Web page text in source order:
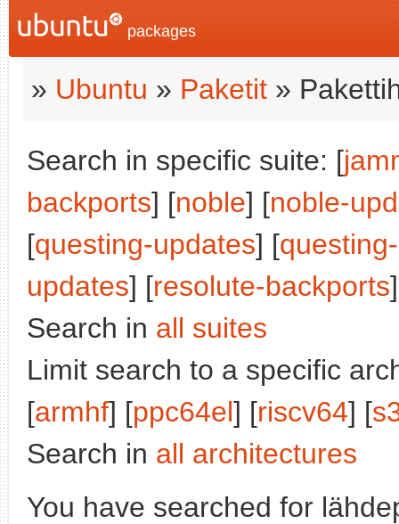
packages
» Ubuntu » Paketit »
Search in specific suite: [
backports] [noble] [noble-
[questing-updates] [
updates] [resolute-backports
Search in all suites
Limit search to a specific
[armhf] [ppc64el] [riscv64] [
Search in all architectures
You have searched for